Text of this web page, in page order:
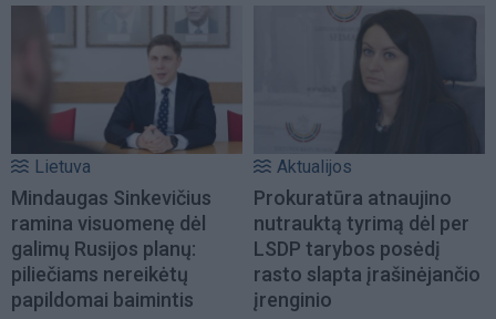
Lietuva
Mindaugas Sinkevičius
ramina visuomenę dėl
galimų Rusijos planų:
piliečiams nereikėtų
papildomai baimintis
Aktualijos
Prokuratūra atnaujino
nutrauktą tyrimą dėl per
LSDP tarybos posėdį
rasto slapta įrašinėjančio
įrenginio